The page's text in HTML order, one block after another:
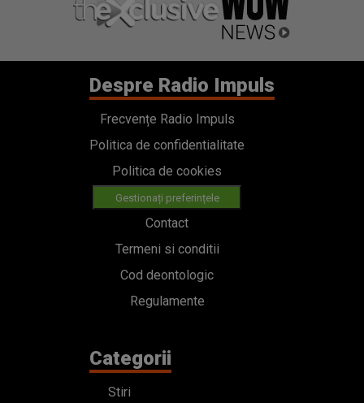
Despre Radio Impuls
Frecvențe Radio Impuls
Politica de confidentialitate
Politica de cookies
Gestionați preferințele
Contact
Termeni si conditii
Cod deontologic
Regulamente
Categorii
Stiri